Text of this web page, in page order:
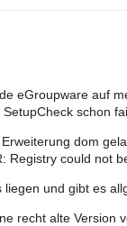
eGroupware auf
schon
dom
Registry could not
liegen und gibt es
recht alte Version